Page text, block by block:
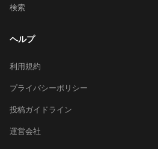
検索
ヘルプ
利用規約
プライバシーポリシー
投稿ガイドライン
運営会社